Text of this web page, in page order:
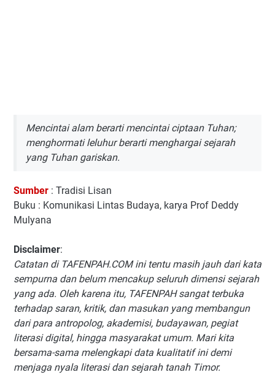
Mencintai alam berarti mencintai ciptaan Tuhan;
menghormati leluhur berarti menghargai sejarah
yang Tuhan gariskan.
Sumber : Tradisi Lisan
Buku : Komunikasi Lintas Budaya, karya Prof Deddy
Mulyana
Disclaimer:
Catatan di TAFENPAH.COM ini tentu masih jauh dari kata
sempurna dan belum mencakup seluruh dimensi sejarah
yang ada. Oleh karena itu, TAFENPAH sangat terbuka
terhadap saran, kritik, dan masukan yang membangun
dari para antropolog, akademisi, budayawan, pegiat
literasi digital, hingga masyarakat umum. Mari kita
bersama-sama melengkapi data kualitatif ini demi
menjaga nyala literasi dan sejarah tanah Timor.